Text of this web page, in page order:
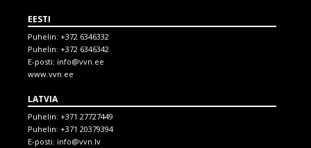
EESTI
Puhelin: +372 6346332
Puhelin: +372 6346342
E-posti: info@vvn.ee
www.vvn.ee
LATVIA
Puhelin: +371 27727449
Puhelin: +371 20379394
E-posti: info@vvn.lv